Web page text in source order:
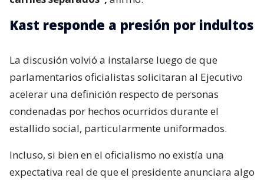
Kast responde a presión por indultos
La discusión volvió a instalarse luego de que
parlamentarios oficialistas solicitaran al Ejecutivo
acelerar una definición respecto de personas
condenadas por hechos ocurridos durante el
estallido social, particularmente uniformados.
Incluso, si bien en el oficialismo no existía una
expectativa real de que el presidente anunciara algo